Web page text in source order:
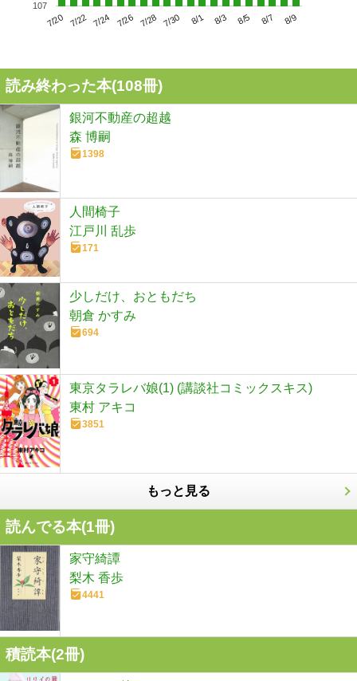
7/20 7/22 7/24 7/26 7/28 7/30 8/1 8/3 8/5 8/7 8/9
107
読み終わった本(108冊)
銀河不動産の超越
森 博嗣
1398
人間椅子
江戸川 乱歩
171
少しだけ、おともだち
朝倉 かすみ
694
東京タラレバ娘(1) (講談社コミックスキス)
東村 アキコ
3851
もっと見る
読んでる本(1冊)
家守綺譚
梨木 香歩
4441
積読本(2冊)